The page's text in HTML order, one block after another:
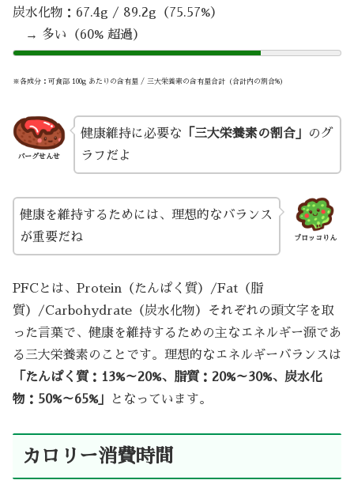
炭水化物：67.4g / 89.2g（75.57%）
→ 多い（60% 超過）
※各成分：可食部 100g あたりの含有量 / 三大栄養素の含有量合計（合計内の割合%）
バーグせんせ
健康維持に必要な 「三大栄養素の割合」
のグ
ラフだよ
ブロッコりん
健康を維持するためには、理想的なバランス
が重要だね
PFCとは、Protein（たんぱく質）/Fat（脂
質）/Carbohydrate（炭水化物）それぞれの頭文字を取
った言葉で、健康を維持するための主なエネルギー源であ
る三大栄養素のことです。理想的なエネルギーバランスは
「たんぱく質：13%～20%、脂質：20%～30%、炭水化
物：50%～65%」
となっています。
カロリー消費時間